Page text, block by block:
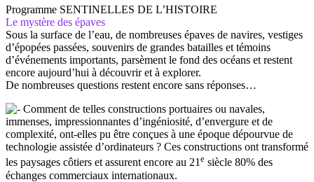
Programme SENTINELLES DE L’HISTOIRE
Le mystère des épaves
Sous la surface de l’eau, de nombreuses épaves de navires, vestiges
d’épopées passées, souvenirs de grandes batailles et témoins
d’événements importants, parsèment le fond des océans et restent
encore aujourd’hui à découvrir et à explorer.
De nombreuses questions restent encore sans réponses…
Comment de telles constructions portuaires ou navales,
immenses, impressionnantes d’ingéniosité, d’envergure et de
complexité, ont-elles pu être conçues à une époque dépourvue de
technologie assistée d’ordinateurs ? Ces constructions ont transformé
les paysages côtiers et assurent encore au 21e siècle 80% des
échanges commerciaux internationaux.